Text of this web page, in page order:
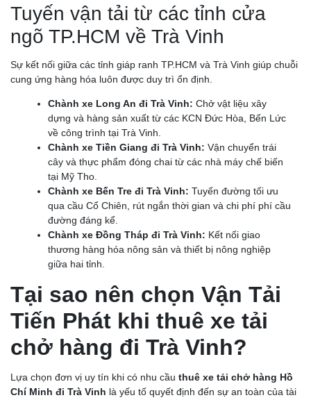
Tuyến vận tải từ các tỉnh cửa
ngõ TP.HCM về Trà Vinh
Sự kết nối giữa các tỉnh giáp ranh TP.HCM và Trà Vinh giúp chuỗi
cung ứng hàng hóa luôn được duy trì ổn định.
Chành xe Long An đi Trà Vinh: Chở vật liệu xây
dựng và hàng sản xuất từ các KCN Đức Hòa, Bến Lức
về công trình tại Trà Vinh.
Chành xe Tiền Giang đi Trà Vinh: Vận chuyển trái
cây và thực phẩm đóng chai từ các nhà máy chế biến
tại Mỹ Tho.
Chành xe Bến Tre đi Trà Vinh: Tuyến đường tối ưu
qua cầu Cổ Chiên, rút ngắn thời gian và chi phí phí cầu
đường đáng kể.
Chành xe Đồng Tháp đi Trà Vinh: Kết nối giao
thương hàng hóa nông sản và thiết bị nông nghiệp
giữa hai tỉnh.
Tại sao nên chọn Vận Tải
Tiến Phát khi thuê xe tải
chở hàng đi Trà Vinh?
Lựa chọn đơn vị uy tín khi có nhu cầu thuê xe tải chở hàng Hồ
Chí Minh đi Trà Vinh là yếu tố quyết định đến sự an toàn của tài